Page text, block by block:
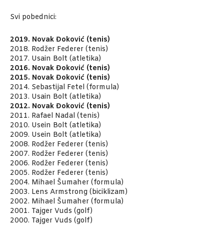
Svi pobednici:
2019. Novak Đoković (tenis)
2018. Rodžer Federer (tenis)
2017. Usain Bolt (atletika)
2016. Novak Đoković (tenis)
2015. Novak Đoković (tenis)
2014. Sebastijal Fetel (formula)
2013. Usain Bolt (atletika)
2012. Novak Đoković (tenis)
2011. Rafael Nadal (tenis)
2010. Usein Bolt (atletika)
2009. Usein Bolt (atletika)
2008. Rodžer Federer (tenis)
2007. Rodžer Federer (tenis)
2006. Rodžer Federer (tenis)
2005. Rodžer Federer (tenis)
2004. Mihael Šumaher (formula)
2003. Lens Armstrong (biciklizam)
2002. Mihael Šumaher (formula)
2001. Tajger Vuds (golf)
2000. Tajger Vuds (golf)